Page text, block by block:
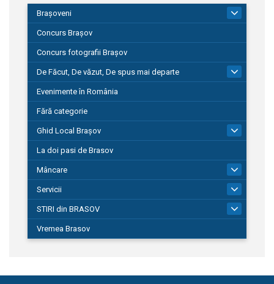
Brașoveni
Concurs Brașov
Concurs fotografii Brașov
De Făcut, De văzut, De spus mai departe
149
Evenimente în România
Fără categorie
Ghid Local Brașov
La doi pasi de Brasov
Mâncare
Servicii
STIRI din BRASOV
Vremea Brasov